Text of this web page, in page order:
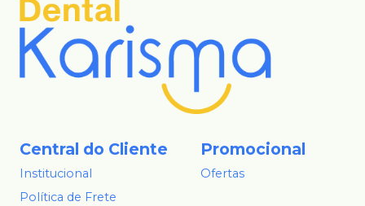
Central do Cliente
Institucional
Política de Frete
Promocional
Ofertas